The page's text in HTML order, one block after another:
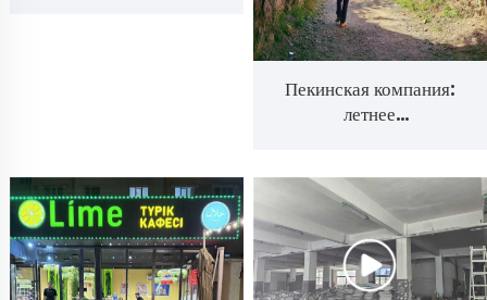
Пекинская компания:
летнее
Драконьих лодок